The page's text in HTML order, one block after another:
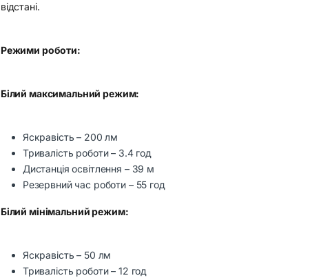
відстані.
Режими роботи:
Білий максимальний режим:
Яскравість – 200 лм
Тривалість роботи – 3.4 год
Дистанція освітлення – 39 м
Резервний час роботи – 55 год
Білий мінімальний режим:
Яскравість – 50 лм
Тривалість роботи – 12 год